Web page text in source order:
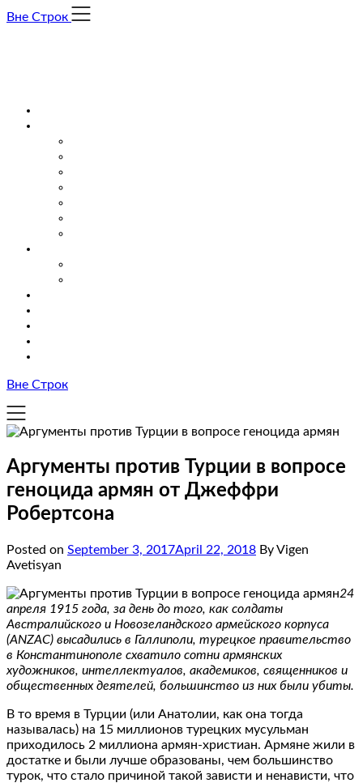
Skip
Вне Строк
Вне Строк
Аргументы против Турции в вопросе
геноцида армян от Джеффри
Робертсона
Posted on September 3, 2017April 22, 2018 By Vigen
Avetisyan
24
апреля 1915 года, за день до того, как солдаты
Австралийского и Новозеландского армейского корпуса
(ANZAC) высадились в Галлиполи, турецкое правительство
в Константинополе схватило сотни армянских
художников, интеллектуалов, академиков, священников и
общественных деятелей, большинство из них были убиты.
В то время в Турции (или Анатолии, как она тогда
называлась) на 15 миллионов турецких мусульман
приходилось 2 миллиона армян-христиан. Армяне жили в
достатке и были лучше образованы, чем большинство
турок, что стало причиной такой зависти и ненависти, что